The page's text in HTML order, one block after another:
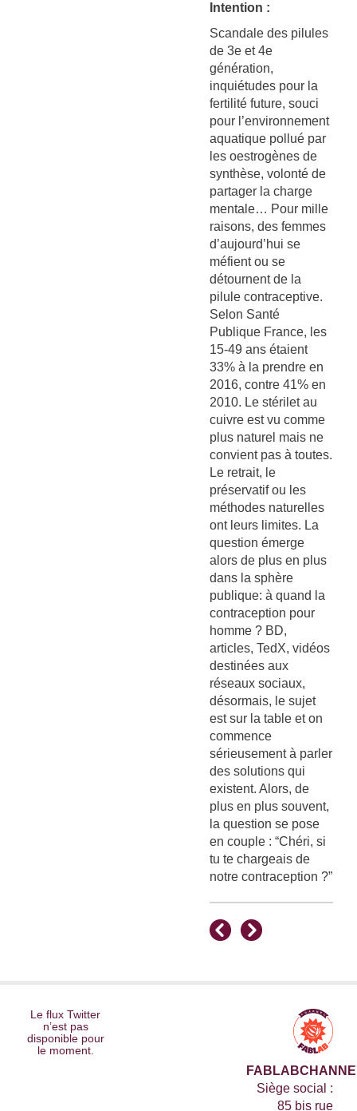
Intention :
Scandale des pilules
de 3e et 4e
génération,
inquiétudes pour la
fertilité future, souci
pour l’environnement
aquatique pollué par
les oestrogènes de
synthèse, volonté de
partager la charge
mentale… Pour mille
raisons, des femmes
d’aujourd’hui se
méfient ou se
détournent de la
pilule contraceptive.
Selon Santé
Publique France, les
15-49 ans étaient
33% à la prendre en
2016, contre 41% en
2010. Le stérilet au
cuivre est vu comme
plus naturel mais ne
convient pas à toutes.
Le retrait, le
préservatif ou les
méthodes naturelles
ont leurs limites. La
question émerge
alors de plus en plus
dans la sphère
publique: à quand la
contraception pour
homme ? BD,
articles, TedX, vidéos
destinées aux
réseaux sociaux,
désormais, le sujet
est sur la table et on
commence
sérieusement à parler
des solutions qui
existent. Alors, de
plus en plus souvent,
la question se pose
en couple : “Chéri, si
tu te chargeais de
notre contraception ?”
Le flux Twitter
n’est pas
disponible pour
le moment.
Siège social :
85 bis rue